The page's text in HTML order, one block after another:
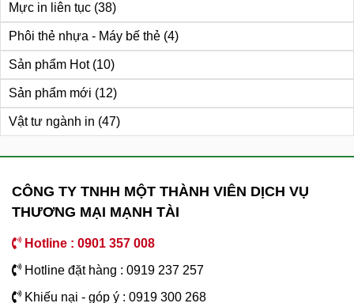
Mực in liên tục (38)
Phôi thẻ nhựa - Máy bế thẻ (4)
Sản phẩm Hot (10)
Sản phẩm mới (12)
Vật tư ngành in (47)
CÔNG TY TNHH MỘT THÀNH VIÊN DỊCH VỤ
THƯƠNG MẠI MẠNH TÀI
Hotline : 0901 357 008
Hotline đặt hàng : 0919 237 257
Khiếu nại - góp ý : 0919 300 268